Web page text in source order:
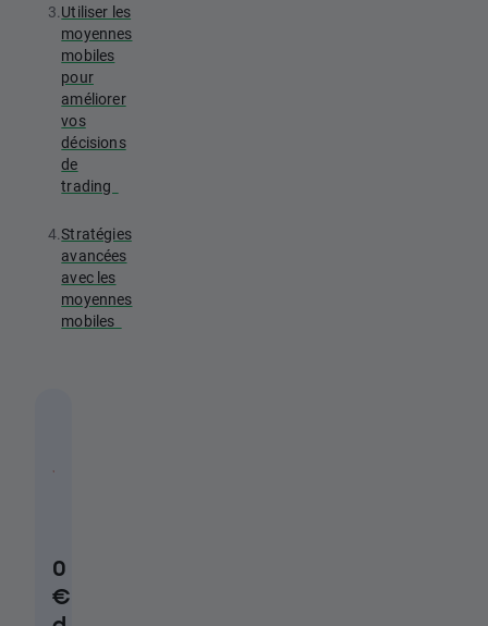
3.Utiliser les
moyennes
mobiles
pour
améliorer
vos
décisions
de
trading
4.Stratégies
avancées
avec les
moyennes
mobiles
0
€